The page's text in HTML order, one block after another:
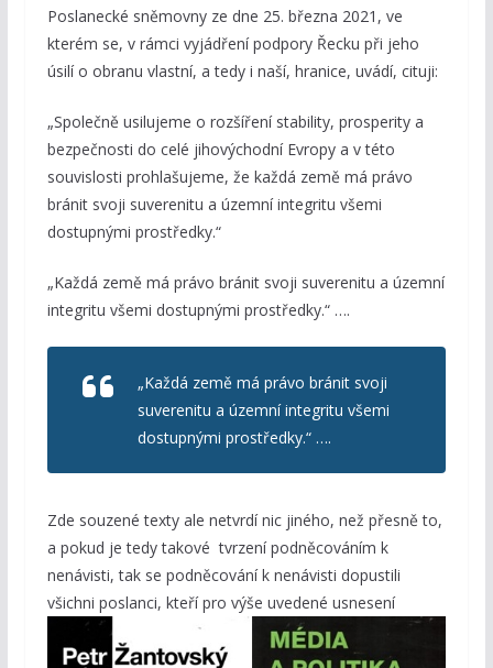
Poslanecké sněmovny ze dne 25. března 2021, ve
kterém se, v rámci vyjádření podpory Řecku při jeho
úsilí o obranu vlastní, a tedy i naší, hranice, uvádí, cituji:
„Společně usilujeme o rozšíření stability, prosperity a
bezpečnosti do celé jihovýchodní Evropy a v této
souvislosti prohlašujeme, že každá země má právo
bránit svoji suverenitu a územní integritu všemi
dostupnými prostředky.“
„Každá země má právo bránit svoji suverenitu a územní
integritu všemi dostupnými prostředky.“ ….
„Každá země má právo bránit svoji
suverenitu a územní integritu všemi
dostupnými prostředky.“ ….
Zde souzené texty ale netvrdí nic jiného, než přesně to,
a pokud je tedy takové tvrzení podněcováním k
nenávisti, tak se podněcování k nenávisti dopustili
všichni poslanci, kteří pro výše uvedené usnesení